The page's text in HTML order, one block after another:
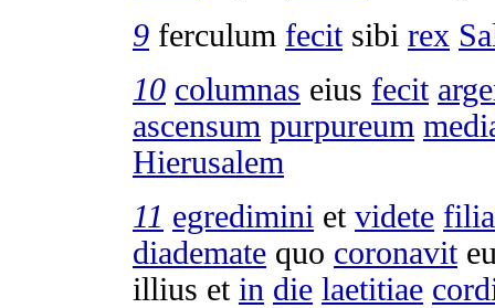
9 ferculum fecitsibi rex
10 columnas eius fecit
ascensum purpureum
Hierusalem
11 egredimini et videte
diademate quo coronavit
illius et in die laetitiae